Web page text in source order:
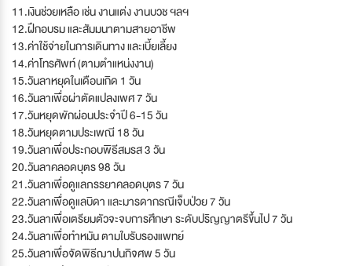
11.เงินช่วยเหลือ เช่น งานแต่ง งานบวช ฯลฯ
12.ฝึกอบรม และสัมมนาตามสายอาชีพ
13.ค่าใช้จ่ายในการเดินทาง และเบี้ยเลี้ยง
14.ค่าโทรศัพท์ (ตามตำแหน่งงาน)
15.วันลาหยุดในเดือนเกิด 1 วัน
16.วันลาเพื่อผ่าตัดแปลงเพศ 7 วัน
17.วันหยุดพักผ่อนประจำปี 6-15 วัน
18.วันหยุดตามประเพณี 18 วัน
19.วันลาเพื่อประกอบพิธีสมรส 3 วัน
20.วันลาคลอดบุตร 98 วัน
21.วันลาเพื่อดูแลภรรยาคลอดบุตร 7 วัน
22.วันลาเพื่อดูแลบิดา และมารดากรณีเจ็บป่วย 7 วัน
23.วันลาเพื่อเตรียมตัวจะจบการศึกษา ระดับปริญญาตรีขึ้นไป 7 วัน
24.วันลาเพื่อทำหมัน ตามใบรับรองแพทย์
25.วันลาเพื่อจัดพิธีฌาปนกิจศพ 5 วัน